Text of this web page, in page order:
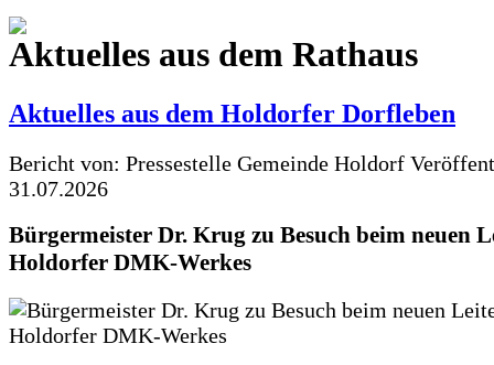
Aktuelles aus dem Rathaus
Aktuelles aus dem Holdorfer Dorfleben
Bericht von: Pressestelle Gemeinde Holdorf
31.07.2026
Bürgermeister Dr. Krug zu Besuch beim neuen
Holdorfer DMK-Werkes